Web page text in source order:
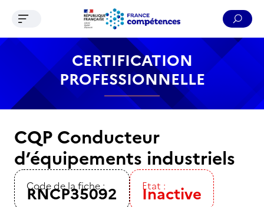
Contenu Recherche Menu Pied de page
Ouvrir le menu de navigation
CERTIFICATION
PROFESSIONNELLE
CQP Conducteur
d’équipements industriels
Code de la fiche :
RNCP35092 Etat :
Inactive